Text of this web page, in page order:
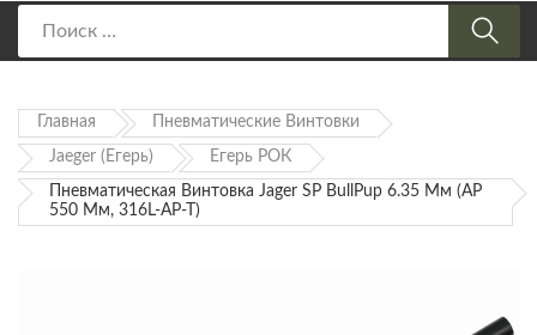
Главная Пневматические Винтовки
Jaeger (Егерь) Егерь РОК
Пневматическая Винтовка Jager SP BullPup 6.35 Мм (AP
550 Мм, 316L-AP-T)